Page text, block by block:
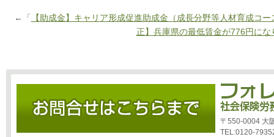
←「
【助成金】キャリア形成促進助成金（成長分野等人材育成コー
正】兵庫県の最低賃金が776円にな
〒550-0004 大
TEL:0120-